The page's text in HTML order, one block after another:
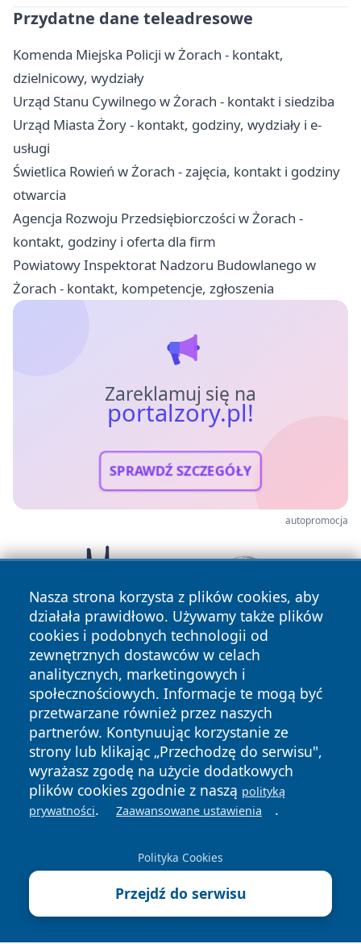
Przydatne dane teleadresowe
Komenda Miejska Policji w Żorach - kontakt,
dzielnicowy, wydziały
Urząd Stanu Cywilnego w Żorach - kontakt i siedziba
Urząd Miasta Żory - kontakt, godziny, wydziały i e-
usługi
Świetlica Rowień w Żorach - zajęcia, kontakt i godziny
otwarcia
Agencja Rozwoju Przedsiębiorczości w Żorach -
kontakt, godziny i oferta dla firm
Powiatowy Inspektorat Nadzoru Budowlanego w
Żorach - kontakt, kompetencje, zgłoszenia
Zareklamuj się na
portalzory.pl!
SPRAWDŹ SZCZEGÓŁY
autopromocja
Nasza strona korzysta z plików cookies, aby
działała prawidłowo. Używamy także plików
cookies i podobnych technologii od
zewnętrznych dostawców w celach
analitycznych, marketingowych i
społecznościowych. Informacje te mogą być
przetwarzane również przez naszych
partnerów. Kontynuując korzystanie ze
strony lub klikając „Przechodzę do serwisu",
wyrażasz zgodę na użycie dodatkowych
plików cookies zgodnie z naszą polityką
prywatności. Zaawansowane ustawienia .
Polityka Cookies
Przejdź do serwisu
Copyright © 2026 portalzory.pl Wszystkie prawa zastrzeżone.
News Autorzy
Polityka
Polityka